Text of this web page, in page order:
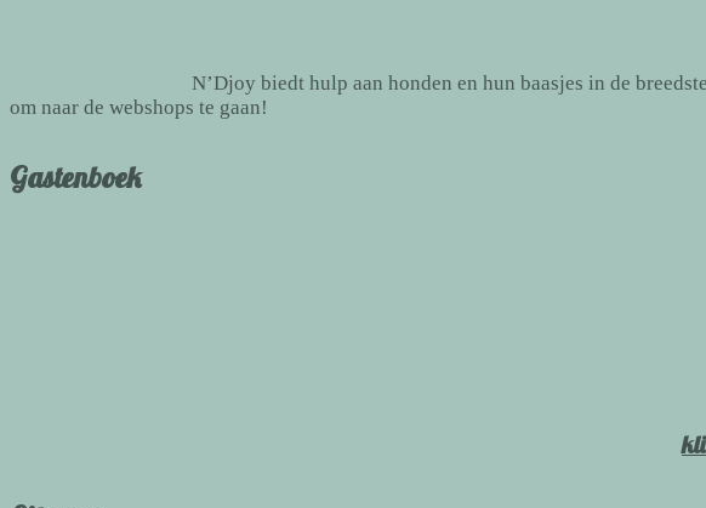
N’Djoy biedt hulp aan honden en hun baasjes in de
om naar de webshops te gaan!
Gastenboek